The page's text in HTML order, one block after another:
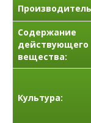
Содержание
действующего
вещества:
Культура: